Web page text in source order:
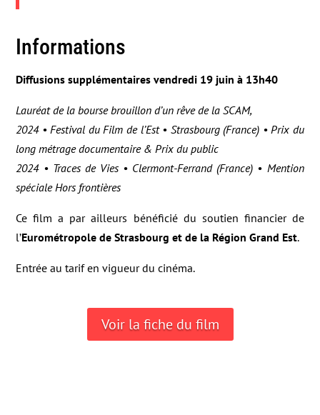
Informations
Diffusions supplémentaires vendredi 19 juin à 13h40
Lauréat de la bourse brouillon d’un rêve de la SCAM,
2024 • Festival du Film de l’Est • Strasbourg (France) • Prix du
long métrage documentaire & Prix du public
2024 • Traces de Vies • Clermont-Ferrand (France) • Mention
spéciale Hors frontières
Ce film a par ailleurs bénéficié du soutien financier de
l’Eurométropole de Strasbourg et de la Région Grand Est.
Entrée au tarif en vigueur du cinéma.
Voir la fiche du film